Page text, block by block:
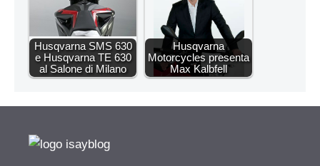
Husqvarna SMS 630
e Husqvarna TE 630
al Salone di Milano
Husqvarna
Motorcycles presenta
Max Kalbfell